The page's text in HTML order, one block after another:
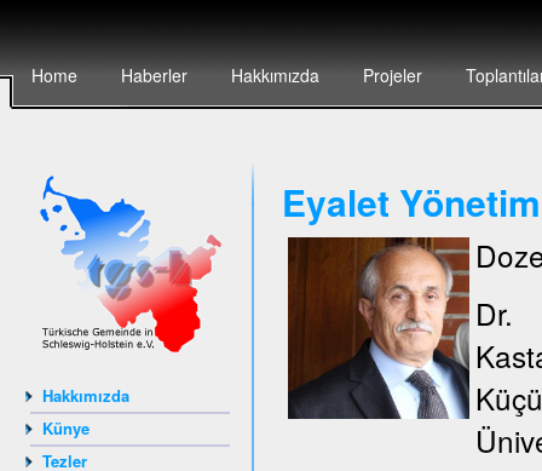
Home Haberler Hakkımızda Projeler
Hakkımızda
Künye
Tezler
Eyalet
Dr.